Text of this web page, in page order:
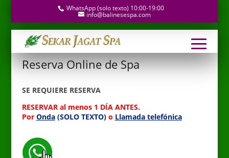
WhatsApp (solo texto) 10:00-19:00
info@balinesespa.com
Reserva Online de Spa
SE REQUIERE RESERVA
RESERVAR al menos 1 DÍA ANTES.
Por Onda(SOLO TEXTO)o Llamada telefónica